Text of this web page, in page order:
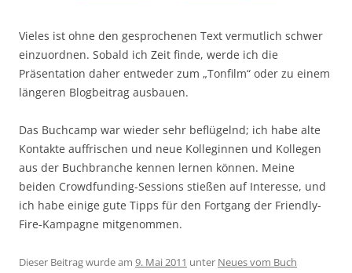
Vieles ist ohne den gesprochenen Text vermutlich schwer
einzuordnen. Sobald ich Zeit finde, werde ich die
Präsentation daher entweder zum „Tonfilm“ oder zu einem
längeren Blogbeitrag ausbauen.
Das Buchcamp war wieder sehr beflügelnd; ich habe alte
Kontakte auffrischen und neue Kolleginnen und Kollegen
aus der Buchbranche kennen lernen können. Meine
beiden Crowdfunding-Sessions stießen auf Interesse, und
ich habe einige gute Tipps für den Fortgang der Friendly-
Fire-Kampagne mitgenommen.
Dieser Beitrag wurde am 9. Mai 2011 unter Neues vom Buch